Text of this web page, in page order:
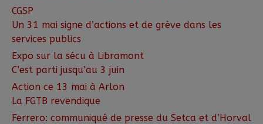
CGSP
Un 31 mai signe d’actions et de grève dans les
services publics
Expo sur la sécu à Libramont
C’est parti jusqu’au 3 juin
Action ce 13 mai à Arlon
La FGTB revendique
Ferrero: communiqué de presse du Setca et d’Horval